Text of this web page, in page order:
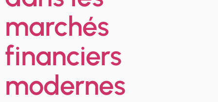
marchés
financiers
modernes